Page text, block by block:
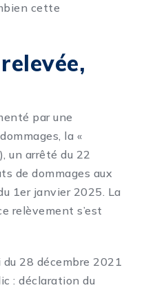
cette
par une
la «
un arrêté du 22
de dommages aux
1er janvier 2025. La
relèvement s’est
28 décembre 2021
: déclaration du